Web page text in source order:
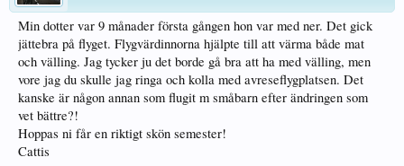
Min dotter var 9 månader första gången hon var med ner. Det gick
jättebra på flyget. Flygvärdinnorna hjälpte till att värma både mat
och välling. Jag tycker ju det borde gå bra att ha med välling, men
vore jag du skulle jag ringa och kolla med avreseflygplatsen. Det
kanske är någon annan som flugit m småbarn efter ändringen som
vet bättre?!
Hoppas ni får en riktigt skön semester!
Cattis